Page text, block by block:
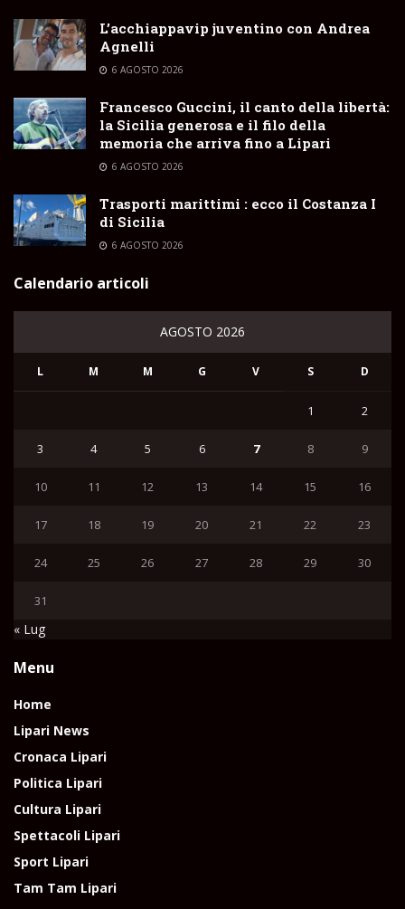
L’acchiappavip juventino con Andrea
Agnelli
6 AGOSTO 2026
Francesco Guccini, il canto della libertà:
la Sicilia generosa e il filo della
memoria che arriva fino a Lipari
6 AGOSTO 2026
Trasporti marittimi : ecco il Costanza I
di Sicilia
6 AGOSTO 2026
Calendario articoli
AGOSTO 2026
L M M G V S D
1 2
3 4 5 6 7 8 9
10 11 12 13 14 15 16
17 18 19 20 21 22 23
24 25 26 27 28 29 30
31
« Lug
Menu
Home
Lipari News
Cronaca Lipari
Politica Lipari
Cultura Lipari
Spettacoli Lipari
Sport Lipari
Tam Tam Lipari